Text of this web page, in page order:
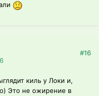
#16
киль у Локи и,
Это не ожирение в